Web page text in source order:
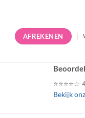
AFREKENEN
Bekijk